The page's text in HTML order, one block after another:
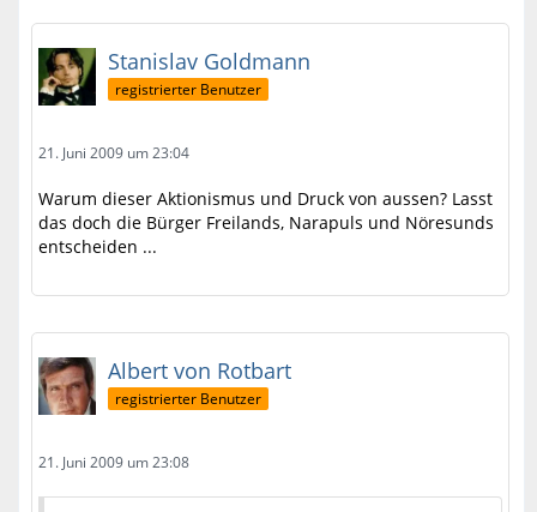
Stanislav Goldmann
registrierter Benutzer
21. Juni 2009 um 23:04
Warum dieser Aktionismus und Druck von aussen? Lasst
das doch die Bürger Freilands, Narapuls und Nöresunds
entscheiden ...
Albert von Rotbart
registrierter Benutzer
21. Juni 2009 um 23:08